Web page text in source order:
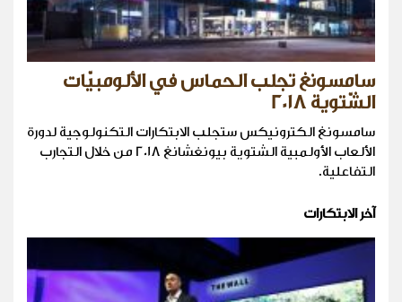
سامسونغ تجلب الحماس في الألومبيّات
الشّتوية 2018
سامسونغ الكترونيكس ستجلب الابتكارات التكنولوجية لدورة
الألعاب الأولمبية الشتوية بيونغشانغ 2018 من خلال التجارب
التفاعلية.
آخر الابتكارات